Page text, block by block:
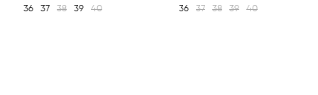
36 37 38 39 40 36 37 38 39 40